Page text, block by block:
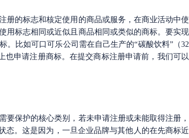
的标志和核定使用的商品或服务，在商业活动中
标志相同或近似且商品相同或类似的商标。要实
比如可口可乐公司需在自己生产的“碳酸饮料”（
也申请注册商标。在提交商标注册申请前，我们可
保护的核心类别，若未申请注册或未能取得注册
态。这是因为，一旦企业品牌与其他人的在先商标